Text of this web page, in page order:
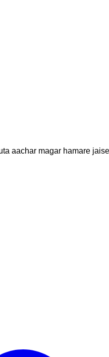
aachar magar hamare